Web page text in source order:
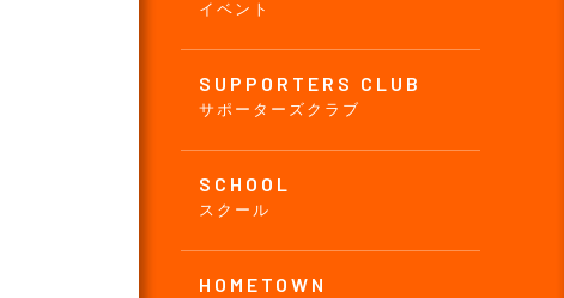
イベント
SUPPORTERS CLUB
サポーターズクラブ
SCHOOL
スクール
HOMETOWN